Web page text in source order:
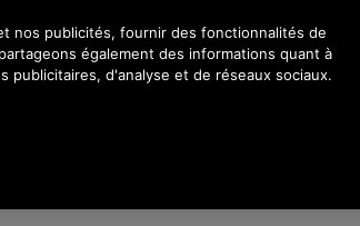
nos publicités, fournir des fonctionnalités de
également des informations quant à
publicitaires, d'analyse et de réseaux sociaux.